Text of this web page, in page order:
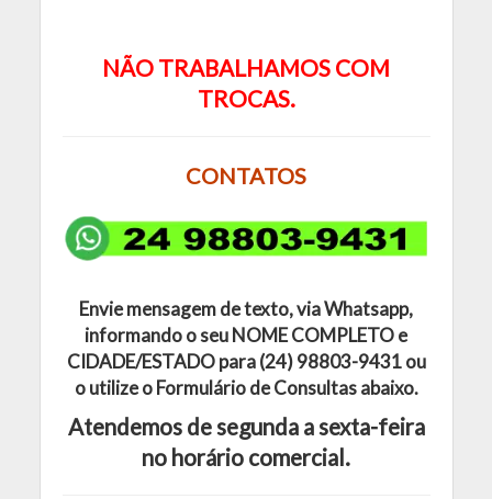
NÃO TRABALHAMOS COM
TROCAS.
CONTATOS
Envie mensagem de texto, via Whatsapp,
informando o seuNOME COMPLETO e
CIDADE/ESTADO para (24) 98803-9431 ou
o utilize o Formulário de Consultas abaixo.
Atendemos de segunda a sexta-feira
no horário comercial.